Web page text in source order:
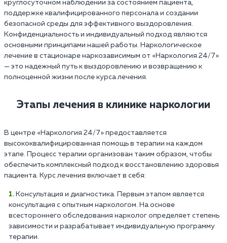
круглосуточном наблюдении за состоянием пациента,
поддержке квалифицированного персонала и создании
безопасной среды для эффективного выздоровления.
Конфиденциальность и индивидуальный подход являются
основными принципами нашей работы. Наркологическое
лечение в стационаре наркозависимым от «Наркология 24/7»
— это надежный путь к выздоровлению и возвращению к
полноценной жизни после курса лечения.
Этапы лечения в клинике наркологии
В центре «Наркология 24/7» предоставляется
высококвалифицированная помощь в терапии на каждом
этапе. Процесс терапии организован таким образом, чтобы
обеспечить комплексный подход к восстановлению здоровья
пациента. Курс лечения включает в себя:
Консультация и диагностика. Первым этапом является
консультация с опытным наркологом. На основе
всестороннего обследования нарколог определяет степень
зависимости и разрабатывает индивидуальную программу
терапии.